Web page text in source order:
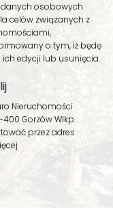
osobowych
celów związanych z
o tym, iż będę
edycji lub usunięcia.
Nieruchomości
Gorzów Wlkp
przez adres